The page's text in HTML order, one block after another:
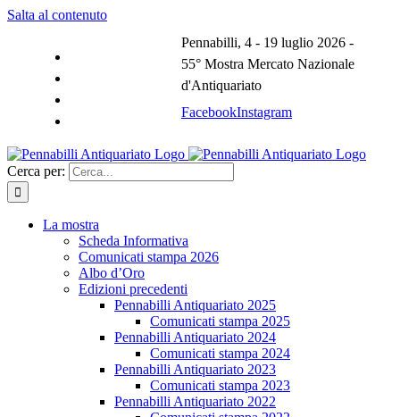
Salta al contenuto
Pennabilli, 4 - 19 luglio 2026 -
55° Mostra Mercato Nazionale
d'Antiquariato
FacebookInstagram
Cerca per:
La mostra
Scheda Informativa
Comunicati stampa 2026
Albo d’Oro
Edizioni precedenti
Pennabilli Antiquariato 2025
Comunicati stampa 2025
Pennabilli Antiquariato 2024
Comunicati stampa 2024
Pennabilli Antiquariato 2023
Comunicati stampa 2023
Pennabilli Antiquariato 2022